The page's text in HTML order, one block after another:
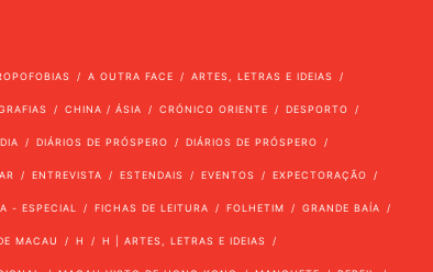
A OUTRA FACE ARTES, LETRAS E IDEIAS
CHINA / ÁSIA CRÓNICO ORIENTE DESPORTO
DIÁRIOS DE PRÓSPERO DIÁRIOS DE PRÓSPERO
ENTREVISTA ESTENDAIS EVENTOS EXPECTORAÇÃO
- ESPECIAL FICHAS DE LEITURA FOLHETIM GRANDE BAÍA
MACAU H H | ARTES, LETRAS E IDEIAS